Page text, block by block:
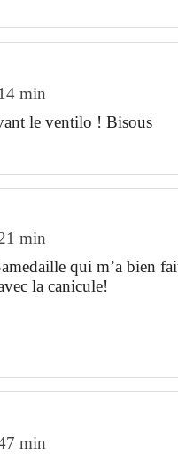
min
le ventilo ! Bisous
min
qui m’a bien
la canicule!
min